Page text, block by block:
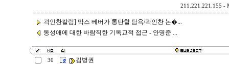
211.221.221.155 -
곽인찬칼럼] 막스 베버가 통탄할 탐욕/곽인찬 논�...
동성애에 대한 바람직한 기독교적 접근 - 안명준 ...
30 김병권